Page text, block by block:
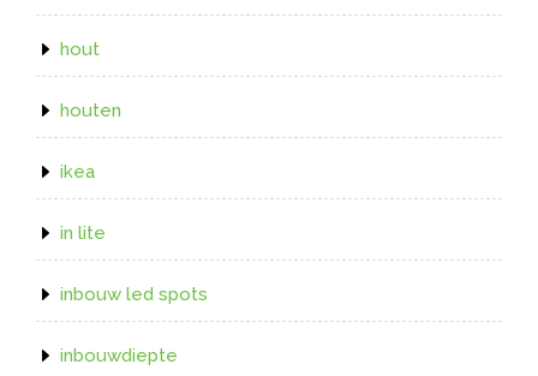
hout
houten
ikea
in lite
inbouw led spots
inbouwdiepte